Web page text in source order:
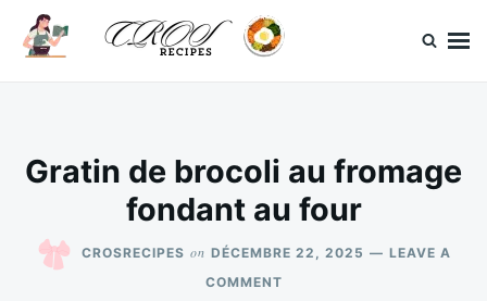
SkipSearch
for:
Gratin de brocoli au fromage
fondant au four
CROSRECIPES on DÉCEMBRE 22, 2025
LEAVE A
COMMENTON